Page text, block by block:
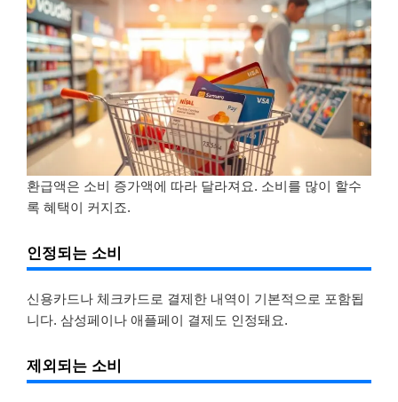
환급액은 소비 증가액에 따라 달라져요. 소비를 많이 할수
록 혜택이 커지죠.
인정되는 소비
신용카드나 체크카드로 결제한 내역이 기본적으로 포함됩
니다. 삼성페이나 애플페이 결제도 인정돼요.
제외되는 소비